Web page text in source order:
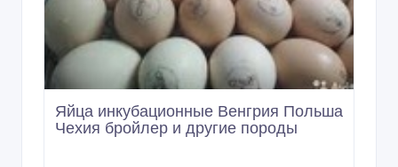
Яйца инкубационные Венгрия Польша
Чехия бройлер и другие породы